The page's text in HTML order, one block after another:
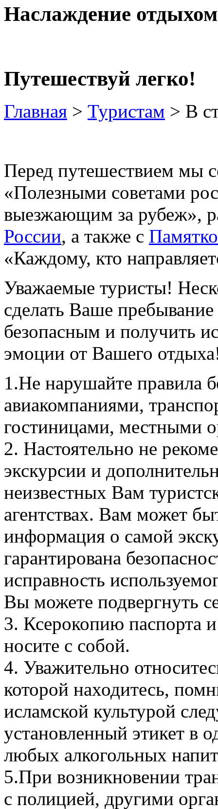
Наслаждение
Путешествуй легко!
Главная > Туристам > В
Перед путешествием мы
«Полезными советами
выезжающим за рубеж»,
России, а также с
«Каждому, кто
Уважаемые туристы!
сделать Ваше
безопасным и получить
эмоции от Вашего
1.Не нарушайте правила
авиакомпаниями,
гостиницами, местными
2. Настоятельно не
экскурсии и
неизвестных Вам
агентствах. Вам может
информация о самой
гарантирована
исправность
Вы можете подвергнуть
3. Ксерокопию паспорта
носите с собой.
4. Уважительно
которой находитесь,
исламской культурой
установленный этикет в
любых алкогольных
5.При возникновении
с полицией, другими